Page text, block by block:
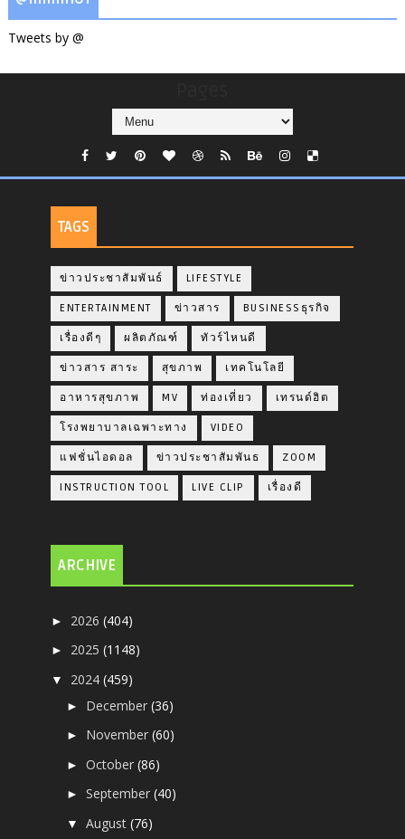
Tweets by @
TAGS
ข่าวประชาสัมพันธ์ LIFESTYLE
ENTERTAINMENT ข่าวสาร BUSINESSธุรกิจ
เรื่องดีๆ ผลิตภัณฑ์ ทัวร์ไหนดี
ข่าวสาร สาระ สุขภาพ เทคโนโลยี
อาหารสุขภาพ MV ท่องเที่ยว เทรนด์ฮิต
โรงพยาบาลเฉพาะทาง VIDEO
แฟชั่นไอดอล ข่าวประชาสัมพันธ ZOOM
INSTRUCTION TOOL LIVE CLIP เรื่องดี
ARCHIVE
► 2026(404)
► 2025(1148)
▼ 2024(459)
► December(36)
► November(60)
►October(86)
►September(40)
▼August(76)